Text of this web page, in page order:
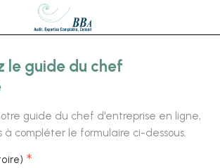
le guide du chef
guide du chef d'entreprise en ligne,
à compléter le formulaire ci-dessous.